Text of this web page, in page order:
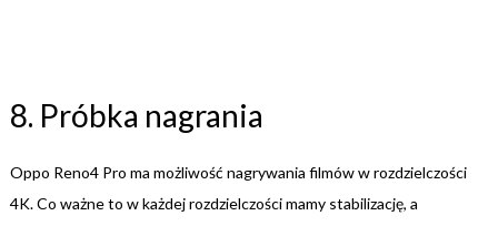
8. Próbka nagrania
Oppo Reno4 Pro ma możliwość nagrywania filmów w rozdzielczości
4K. Co ważne to w każdej rozdzielczości mamy stabilizację, a